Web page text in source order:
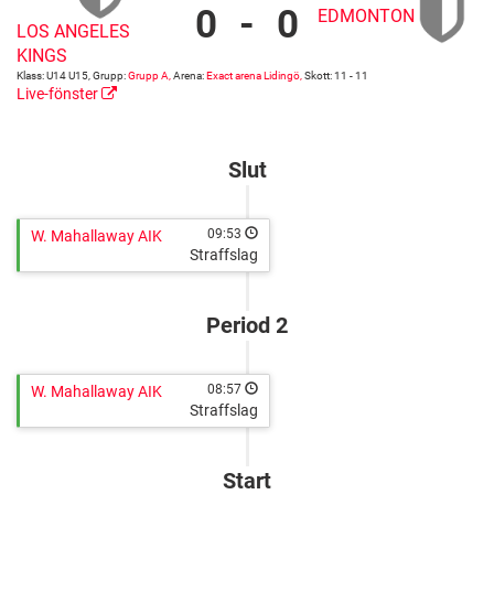
Los
Angeles
Kings
vs
Exact
arena
Lidingö
Exact
LOS ANGELES
KINGS
0 - 0 EDMONTON
Klass: U14 U15, Grupp:Grupp A, Arena:Exact arena Lidingö, Skott: 11 - 11
Live-fönster
Slut
W. Mahallaway AIK 09:53
Straffslag
Period 2
W. Mahallaway AIK 08:57
Straffslag
Start